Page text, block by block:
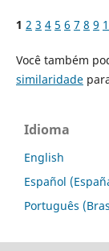
1 2 3 4 5 6 7 8 9
Você também
similaridade
Idioma
English
Español
Português